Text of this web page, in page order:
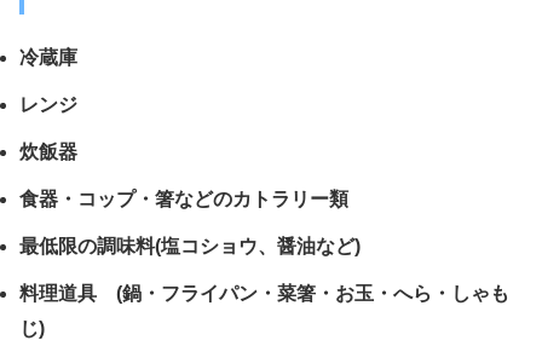
冷蔵庫
レンジ
炊飯器
食器・コップ・箸などのカトラリー類
最低限の調味料(塩コショウ、醤油など)
料理道具 (鍋・フライパン・菜箸・お玉・へら・しゃも
じ)